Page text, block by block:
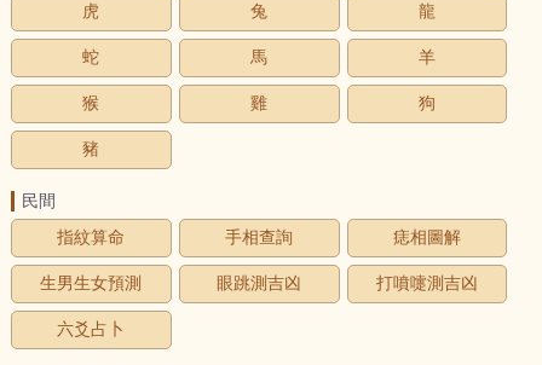
虎 兔 龍
蛇 馬 羊
猴 雞 狗
豬
民間
指紋算命
手相查詢 痣相圖解
生男生女預測 眼跳測吉凶 打噴嚏測吉凶
六爻占卜